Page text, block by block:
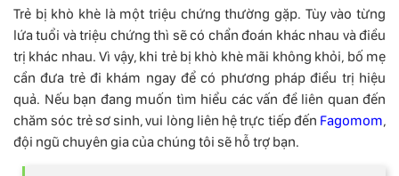
Trẻ bị khò khè là một triệu chứng thường gặp. Tùy vào từng
lứa tuổi và triệu chứng thì sẽ có chẩn đoán khác nhau và điều
trị khác nhau. Vì vậy, khi trẻ bị khò khè mãi không khỏi, bố mẹ
cần đưa trẻ đi khám ngay để có phương pháp điều trị hiệu
quả. Nếu bạn đang muốn tìm hiểu các vấn đề liên quan đến
chăm sóc trẻ sơ sinh, vui lòng liên hệ trực tiếp đến Fagomom,
đội ngũ chuyên gia của chúng tôi sẽ hỗ trợ bạn.